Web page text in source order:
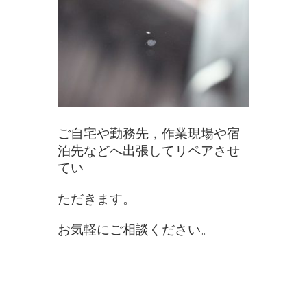
ご自宅や勤務先，作業現場や宿
泊先などへ出張してリペアさせ
てい
ただきます。
お気軽にご相談ください。